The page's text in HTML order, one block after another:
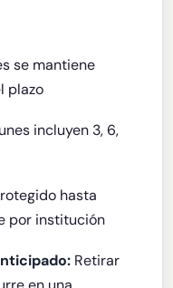
se mantiene
plazo
incluyen 3, 6,
hasta
por institución
Retirar